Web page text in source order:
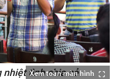
Xem toàn màn hình
nhiệt tình chia sẻ